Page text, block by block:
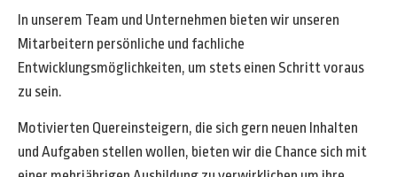
In unserem Team und Unternehmen bieten wir unseren
Mitarbeitern persönliche und fachliche
Entwicklungsmöglichkeiten, um stets einen Schritt voraus
zu sein.
Motivierten Quereinsteigern, die sich gern neuen Inhalten
und Aufgaben stellen wollen, bieten wir die Chance sich mit